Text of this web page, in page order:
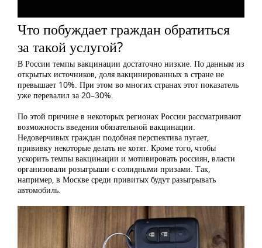
Что побуждает граждан обратиться
за такой услугой?
В России темпы вакцинации достаточно низкие. По данным из
открытых источников, доля вакцинированных в стране не
превышает 10%. При этом во многих странах этот показатель
уже перевалил за 20–30%.
По этой причине в некоторых регионах России рассматривают
возможность введения обязательной вакцинации.
Недоверчивых граждан подобная перспектива пугает,
прививку некоторые делать не хотят. Кроме того, чтобы
ускорить темпы вакцинации и мотивировать россиян, власти
организовали розыгрыши с солидными призами. Так,
например, в Москве среди привитых будут разыгрывать
автомобиль.